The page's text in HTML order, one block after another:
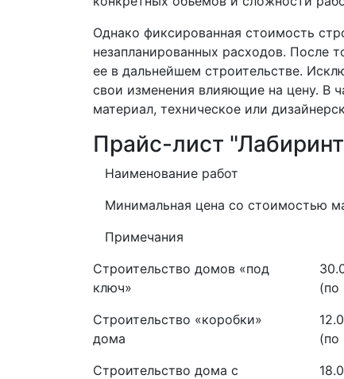
Однако фиксированная стоимость
незапланированных расходов. После
ее в дальнейшем строительстве.
свои изменения влияющие на цену. В
материал, техническое или
Прайс-лист
Наименование работ
Минимальная цена со стоимостью
Примечания
Строительство домов «под
ключ»
Строительство «коробки»
дома
Строительство дома с
(по
(по